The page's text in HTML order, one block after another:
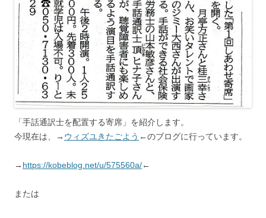
「手話通訳士を配置する寄席」を紹介します。
今現在は、→ ウィズユきたごよう ←のブログに行っています。
→ https://kobeblog.net/u/575560a/←
または